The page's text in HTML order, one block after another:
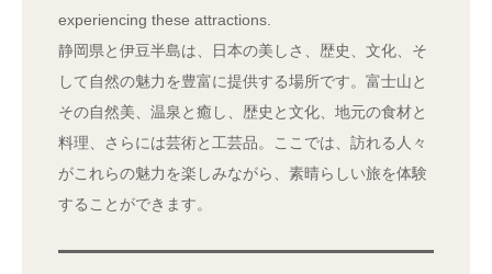
experiencing these attractions.
静岡県と伊豆半島は、日本の美しさ、歴史、文化、そ
して自然の魅力を豊富に提供する場所です。富士山と
その自然美、温泉と癒し、歴史と文化、地元の食材と
料理、さらには芸術と工芸品。ここでは、訪れる人々
がこれらの魅力を楽しみながら、素晴らしい旅を体験
することができます。